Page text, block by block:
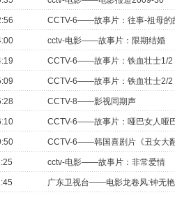
CCTV-6——故事片：往事-祖母的
cctv-电影——故事片：限期结婚
CCTV-6——故事片：铁血壮士1/2
CCTV-6——故事片：铁血壮士2/2
CCTV-8——影视同期声
CCTV-6——故事片：哑巴女人哑
CCTV-6——韩国喜剧片《丑女大
cctv-电影——故事片：非常爱情
广东卫视台——电影龙卷风:钟无艳